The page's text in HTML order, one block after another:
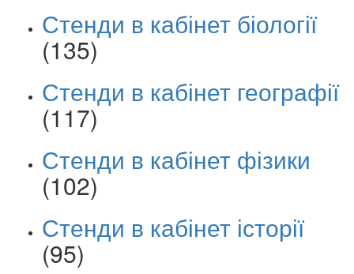
Стенди в кабінет біології
(135)
Стенди в кабінет географії
(117)
Стенди в кабінет фізики
(102)
Стенди в кабінет історії
(95)